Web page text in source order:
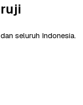
seluruh Indonesia.